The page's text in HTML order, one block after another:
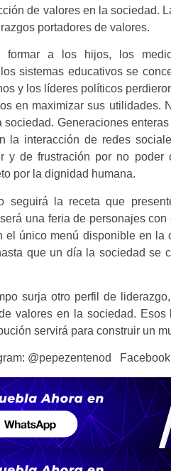
de valores en la sociedad.
portadores de valores.
formar a los hijos, los
sistemas educativos se
y los líderes políticos
en maximizar sus utilidades.
Generaciones
la interacción de redes
y de frustración por no poder
por la dignidad humana.
seguirá la receta que
una feria de personajes
el único menú disponible en la
que un día la sociedad se
surja otro perfil de
valores en la sociedad.
servirá para construir un
@pepezentenod